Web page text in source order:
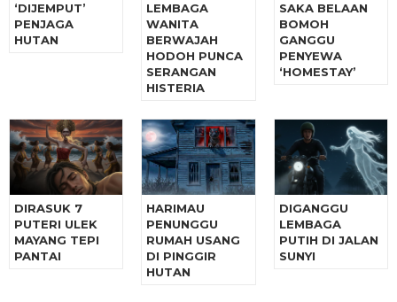
‘DIJEMPUT’
PENJAGA
HUTAN
LEMBAGA
WANITA
BERWAJAH
HODOH PUNCA
SERANGAN
HISTERIA
SAKA BELAAN
BOMOH
GANGGU
PENYEWA
‘HOMESTAY’
DIRASUK 7
PUTERI ULEK
MAYANG TEPI
PANTAI
HARIMAU
PENUNGGU
RUMAH USANG
DI PINGGIR
HUTAN
DIGANGGU
LEMBAGA
PUTIH DI JALAN
SUNYI